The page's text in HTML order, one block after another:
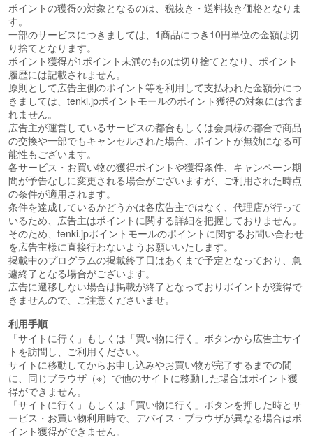
ポイントの獲得の対象となるのは、税抜き・送料抜き価格となりま
す。
一部のサービスにつきましては、1商品につき10円単位の金額は切
り捨てとなります。
ポイント獲得が1ポイント未満のものは切り捨てとなり、ポイント
履歴には記載されません。
原則として広告主側のポイント等を利用して支払われた金額分につ
きましては、tenki.jpポイントモールのポイント獲得の対象には含ま
れません。
広告主が運営しているサービスの都合もしくは会員様の都合で商品
の交換や一部でもキャンセルされた場合、ポイントが無効になる可
能性もございます。
各サービス・お買い物の獲得ポイントや獲得条件、キャンペーン期
間が予告なしに変更される場合がございますが、ご利用された時点
の条件が適用されます。
条件を達成しているかどうかは各広告主ではなく、代理店が行って
いるため、広告主はポイントに関する詳細を把握しておりません。
そのため、tenki.jpポイントモールのポイントに関するお問い合わせ
を広告主様に直接行わないようお願いいたします。
掲載中のプログラムの掲載終了日はあくまで予定となっており、急
遽終了となる場合がございます。
広告に遷移しない場合は掲載が終了となっておりポイントが獲得で
きませんので、ご注意くださいませ。
利用手順
「サイトに行く」もしくは「買い物に行く」ボタンから広告主サイ
トを訪問し、ご利用ください。
サイトに移動してからお申し込みやお買い物が完了するまでの間
に、同じブラウザ（※）で他のサイトに移動した場合はポイント獲
得ができません。
「サイトに行く」もしくは「買い物に行く」ボタンを押した時とサ
ービス・お買い物利用時で、デバイス・ブラウザが異なる場合はポ
イント獲得ができません。